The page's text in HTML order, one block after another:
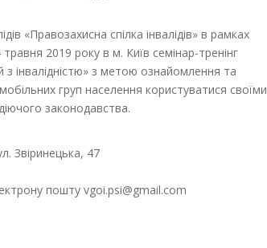
«Правозахисна спілка інвалідів» в рамках
2019 року в м. Київ семінар-тренінг
з інвалідністю» з метою ознайомлення та
груп населення користуватися своїми
законодавства.
Звіринецька, 47
пошту vgoi.psi@gmail.com